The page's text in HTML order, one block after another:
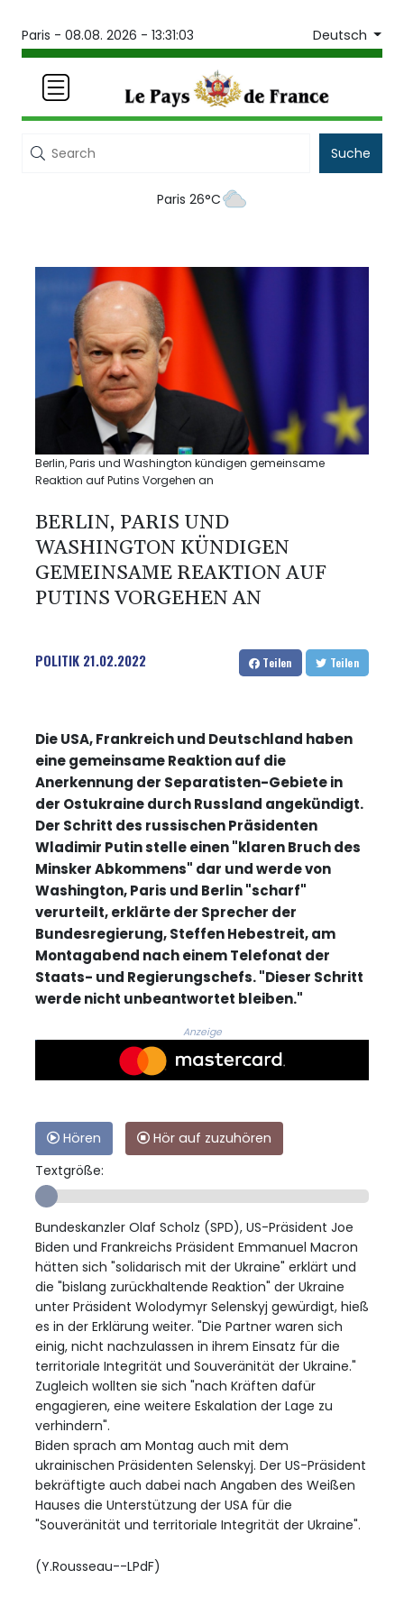
Paris - 08.08. 2026 - 13:31:03 Deutsch
Suche
Paris 26°C
Berlin, Paris und Washington kündigen gemeinsame
Reaktion auf Putins Vorgehen an
BERLIN, PARIS UND
WASHINGTON KÜNDIGEN
GEMEINSAME REAKTION AUF
PUTINS VORGEHEN AN
POLITIK 21.02.2022 Teilen Teilen
Die USA, Frankreich und Deutschland haben
eine gemeinsame Reaktion auf die
Anerkennung der Separatisten-Gebiete in
der Ostukraine durch Russland angekündigt.
Der Schritt des russischen Präsidenten
Wladimir Putin stelle einen "klaren Bruch des
Minsker Abkommens" dar und werde von
Washington, Paris und Berlin "scharf"
verurteilt, erklärte der Sprecher der
Bundesregierung, Steffen Hebestreit, am
Montagabend nach einem Telefonat der
Staats- und Regierungschefs. "Dieser Schritt
werde nicht unbeantwortet bleiben."
Anzeige
Hören
Hör auf zuzuhören
Textgröße:
Bundeskanzler Olaf Scholz (SPD), US-Präsident Joe
Biden und Frankreichs Präsident Emmanuel Macron
hätten sich "solidarisch mit der Ukraine" erklärt und
die "bislang zurückhaltende Reaktion" der Ukraine
unter Präsident Wolodymyr Selenskyj gewürdigt, hieß
es in der Erklärung weiter. "Die Partner waren sich
einig, nicht nachzulassen in ihrem Einsatz für die
territoriale Integrität und Souveränität der Ukraine."
Zugleich wollten sie sich "nach Kräften dafür
engagieren, eine weitere Eskalation der Lage zu
verhindern".
Biden sprach am Montag auch mit dem
ukrainischen Präsidenten Selenskyj. Der US-Präsident
bekräftigte auch dabei nach Angaben des Weißen
Hauses die Unterstützung der USA für die
"Souveränität und territoriale Integrität der Ukraine".
(Y.Rousseau--LPdF)